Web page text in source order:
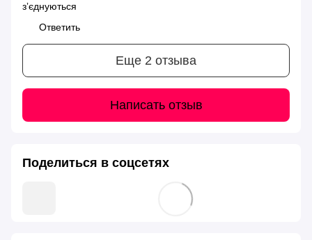
зʼєднуються
Ответить
Еще 2 отзыва
Написать отзыв
Поделиться в соцсетях